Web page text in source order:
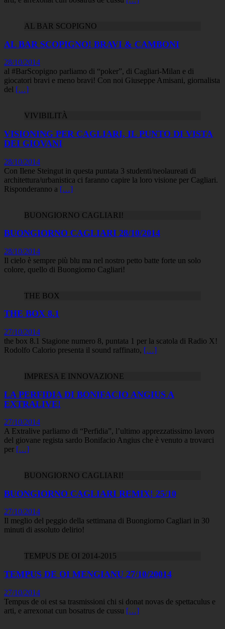
AL BAR SCOPIGNO
AL BAR SCOPIGNO! BRAVI & CAMBONI
28/10/2014
al #BarScopigno parliamo di “poker”, di Cagliari-Milan e di
giocatori bravi e meno bravi! Con noi Giuseppe Amisani, giornalista
del […]
VIVIBILITÀ
VISIONING PER CAGLIARI, IL PUNTO DI VISTA
DEI GIOVANI
28/10/2014
Con Ilene Steingut in questa puntata 3 studenti/neolaureati di
architettura/urbanistica ci faranno capire la loro visione per Cagliari.
Risponderanno a […]
BUONGIORNO CAGLIARI!
BUONGIORNO CAGLIARI 28/10/2014
28/10/2014
Il cielo è sempre più blu ma nel nostro petto batte forte un solo
colore, quello di Buongiorno Cagliari!
THE BOX
THE BOX 8.1
27/10/2014
the box 8.1 Stagione numero 8, puntata 1 per la scatola di Radio X!
Rodolfo Calorio presenta il sound raffinato, […]
IMPRESA E INNOVAZIONE
LA PERFIDIA DI BONIFACIO ANGIUS A
EXTRALIVE!
27/10/2014
A Extralive parliamo di “Perfidia”, l’ultimo apprezzatissimo lavoro
del giovane regista sardo Bonifacio Angius che è venuto a trovarci
per […]
BUONGIORNO CAGLIARI!
BUONGIORNO CAGLIARI REMIX! 25/10
27/10/2014
Il meglio del peggio della settimana di Buongiorno Cagliari in 30
minuti di assoluto delirio!
TEMPUS DE OI 2014-2015
TEMPUS DE OI MENGIANU 27/10/20014
27/10/2014
Tempus de oi est sa trasmissioni chi si donat novas de spettaculus e
arti, e arrexonat cun bosatrus de cussu […]